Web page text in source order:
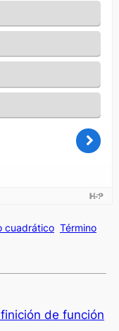
cuadrático Término
de función